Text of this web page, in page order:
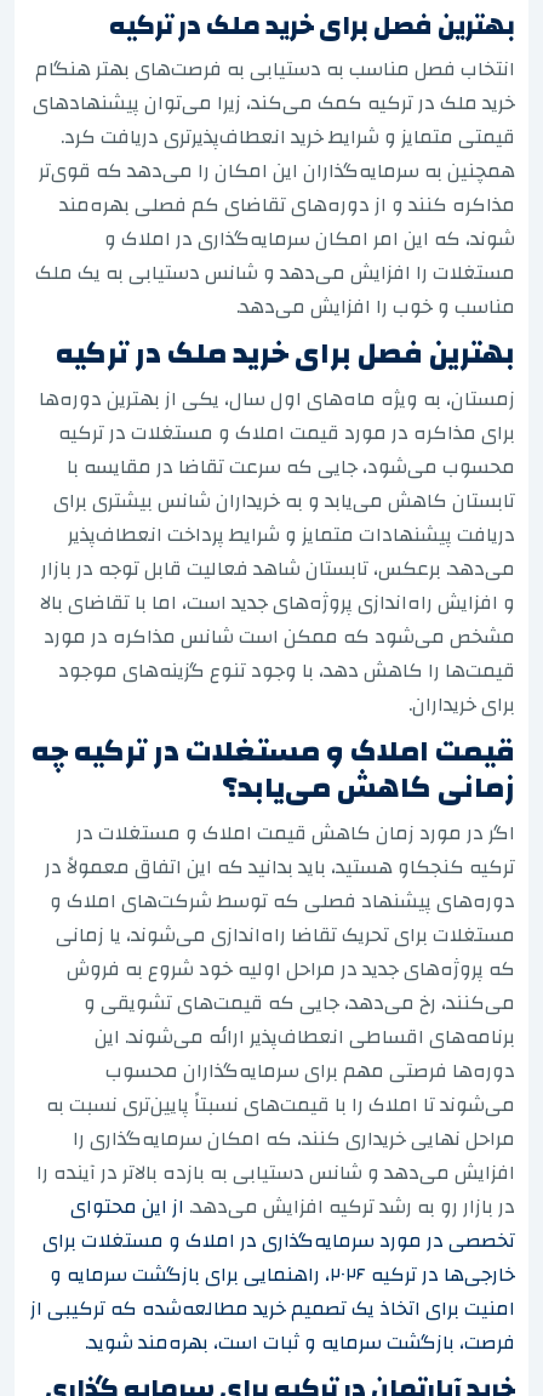
بهترین فصل برای خرید ملک در ترکیه
انتخاب فصل مناسب به دستیابی به فرصت‌های بهتر هنگام
خرید ملک در ترکیه کمک می‌کند، زیرا می‌توان پیشنهادهای
قیمتی متمایز و شرایط خرید انعطاف‌پذیرتری دریافت کرد.
همچنین به سرمایه‌گذاران این امکان را می‌دهد که قوی‌تر
مذاکره کنند و از دوره‌های تقاضای کم فصلی بهره‌مند
شوند، که این امر امکان سرمایه‌گذاری در املاک و
مستغلات را افزایش می‌دهد و شانس دستیابی به یک ملک
مناسب و خوب را افزایش می‌دهد.
بهترین فصل برای خرید ملک در ترکیه
زمستان، به ویژه ماه‌های اول سال، یکی از بهترین دوره‌ها
برای مذاکره در مورد قیمت املاک و مستغلات در ترکیه
محسوب می‌شود، جایی که سرعت تقاضا در مقایسه با
تابستان کاهش می‌یابد و به خریداران شانس بیشتری برای
دریافت پیشنهادات متمایز و شرایط پرداخت انعطاف‌پذیر
می‌دهد. برعکس، تابستان شاهد فعالیت قابل توجه در بازار
و افزایش راه‌اندازی پروژه‌های جدید است، اما با تقاضای بالا
مشخص می‌شود که ممکن است شانس مذاکره در مورد
قیمت‌ها را کاهش دهد، با وجود تنوع گزینه‌های موجود
برای خریداران.
قیمت املاک و مستغلات در ترکیه چه
زمانی کاهش می‌یابد؟
اگر در مورد زمان کاهش قیمت املاک و مستغلات در
ترکیه کنجکاو هستید، باید بدانید که این اتفاق معمولاً در
دوره‌های پیشنهاد فصلی که توسط شرکت‌های املاک و
مستغلات برای تحریک تقاضا راه‌اندازی می‌شوند، یا زمانی
که پروژه‌های جدید در مراحل اولیه خود شروع به فروش
می‌کنند، رخ می‌دهد، جایی که قیمت‌های تشویقی و
برنامه‌های اقساطی انعطاف‌پذیر ارائه می‌شوند. این
دوره‌ها فرصتی مهم برای سرمایه‌گذاران محسوب
می‌شوند تا املاک را با قیمت‌های نسبتاً پایین‌تری نسبت به
مراحل نهایی خریداری کنند، که امکان سرمایه‌گذاری را
افزایش می‌دهد و شانس دستیابی به بازده بالاتر در آینده را
در بازار رو به رشد ترکیه افزایش می‌دهد.از این محتوای
تخصصی در مورد سرمایه‌گذاری در املاک و مستغلات برای
خارجی‌ها در ترکیه ۲۰۲۶، راهنمایی برای بازگشت سرمایه و
امنیت برای اتخاذ یک تصمیم خرید مطالعه‌شده که ترکیبی از
فرصت، بازگشت سرمایه و ثبات است، بهره‌مند شوید.